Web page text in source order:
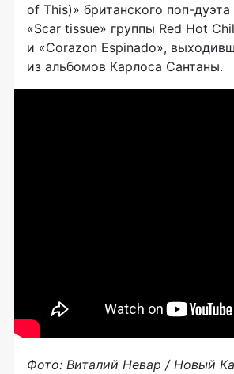
of This)» британского поп-
«Scar tissue» группы Red Hot
и «Corazon Espinado»,
из альбомов Карлоса Сантаны.
Фото: Виталий Невар / Новый